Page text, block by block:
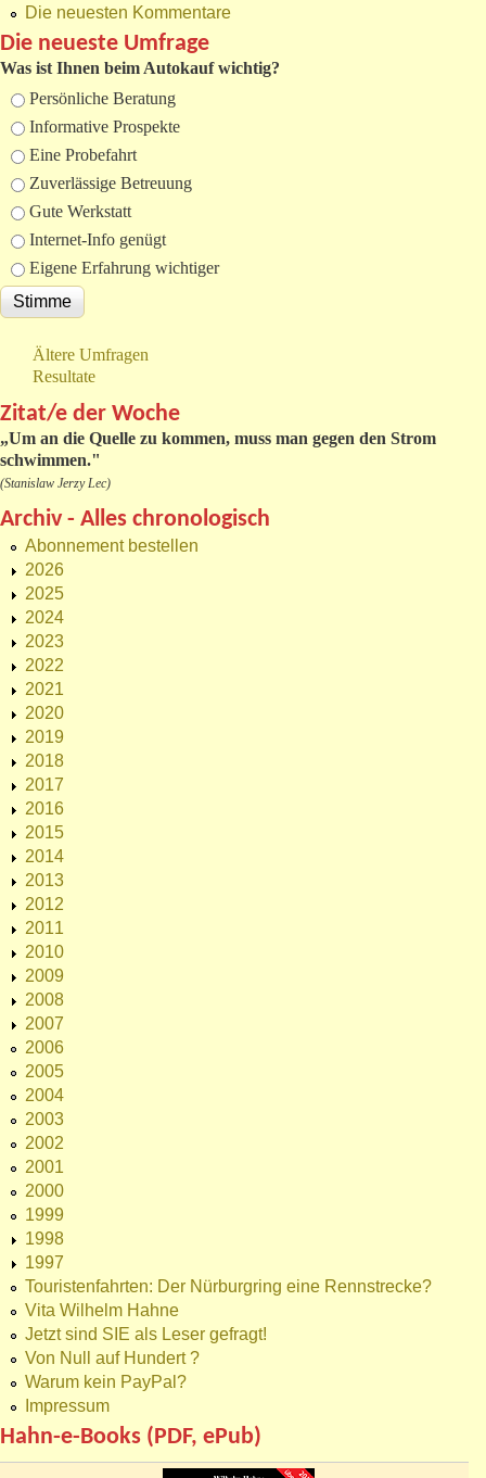
Die neuesten Kommentare
Die neueste Umfrage
Was ist Ihnen beim Autokauf wichtig?
Auswahlmöglichkeiten
Persönliche Beratung
Informative Prospekte
Eine Probefahrt
Zuverlässige Betreuung
Gute Werkstatt
Internet-Info genügt
Eigene Erfahrung wichtiger
Ältere Umfragen
Resultate
Zitat/e der Woche
„Um an die Quelle zu kommen, muss man gegen den Strom
schwimmen."
(Stanislaw Jerzy Lec)
Archiv - Alles chronologisch
Abonnement bestellen
2026
2025
2024
2023
2022
2021
2020
2019
2018
2017
2016
2015
2014
2013
2012
2011
2010
2009
2008
2007
2006
2005
2004
2003
2002
2001
2000
1999
1998
1997
Touristenfahrten: Der Nürburgring eine Rennstrecke?
Vita Wilhelm Hahne
Jetzt sind SIE als Leser gefragt!
Von Null auf Hundert ?
Warum kein PayPal?
Impressum
Hahn-e-Books (PDF, ePub)